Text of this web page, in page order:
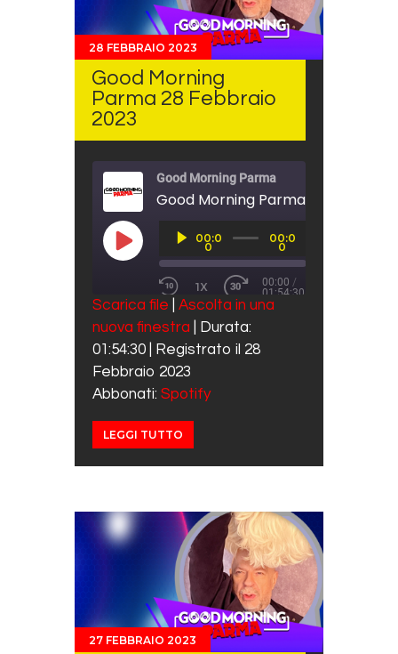
28 FEBBRAIO 2023
Good Morning
Parma 28 Febbraio
2023
Good Morning Parma
Good Morning Parma 28 Febbraio
PLAY EPISODE
Player00:0
0
00:0
0
REWIND 10 SECONDS
1X
FAST FORWARD 30
00:00 /
01:54:30
SUBSCRIBE SHARE
Spotify
RSS FEED
SHARE
LINK
EMBED
Scarica file
Ascolta in una
nuova finestra
Durata:
01:54:30
Registrato il 28
Febbraio 2023
Abbonati: Spotify
LEGGI TUTTO
27 FEBBRAIO 2023